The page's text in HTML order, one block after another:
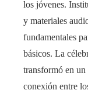
los jóvenes.
y materiales
fundamentales
básicos. La
transformó en
conexión entre